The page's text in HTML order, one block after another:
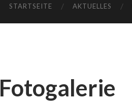
STARTSEITE AKTUELLES
Fotogalerie